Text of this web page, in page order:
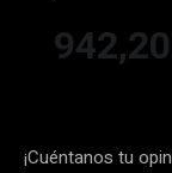
¡Cuéntanos tu